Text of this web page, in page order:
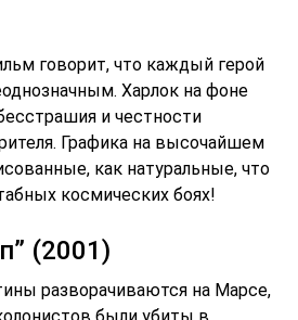
говорит, что каждый герой
Харлок на фоне
и честности
Графика на высочайшем
как натуральные, что
космических боях!
(2001)
разворачиваются на Марсе,